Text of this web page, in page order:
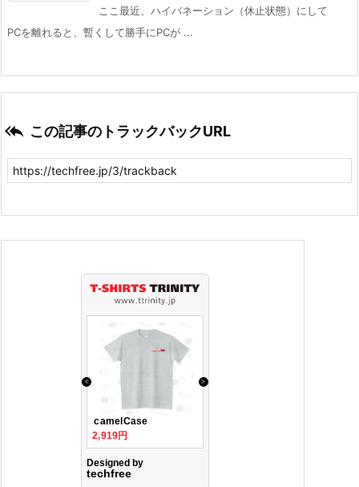
ここ最近、ハイバネーション（休止状態）にして
PCを離れると、暫くして勝手にPCが ...
 この記事のトラックバックURL